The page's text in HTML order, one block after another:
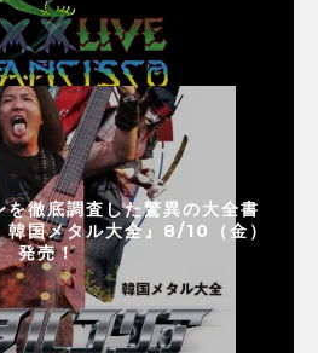
を徹底調査した驚異の大全書
韓国メタル大全』8/10（金）
発売！